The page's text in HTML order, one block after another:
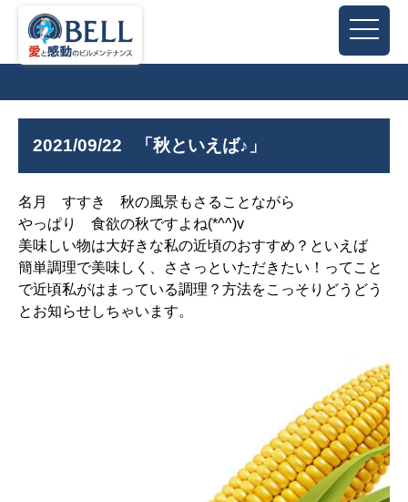
2021/09/22 「秋といえば♪」
名月 すすき 秋の風景もさることながら
やっぱり 食欲の秋ですよね(*^^)v
美味しい物は大好きな私の近頃のおすすめ？といえば
簡単調理で美味しく、ささっといただきたい！ってこと
で近頃私がはまっている調理？方法をこっそりどうどう
とお知らせしちゃいます。